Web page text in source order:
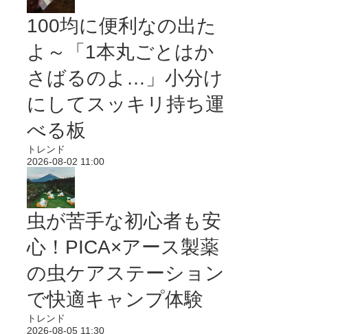
100均に便利なの出た
よ～「1本丸ごとはか
さばるのよ…」小分け
にしてスッキリ持ち運
べる板
トレンド
2026-08-02 11:00
虫が苦手な初心者も安
心！PICA×アース製薬
の虫ケアステーション
で快適キャンプ体験
トレンド
2026-08-05 11:30